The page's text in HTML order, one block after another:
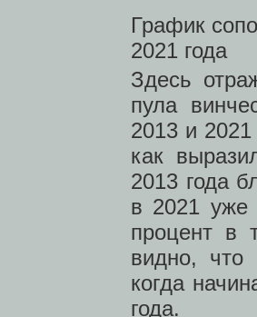
График
2021 года
Здесь
пула
2013 и
как
2013 года
в 2021
процент в
видно, что
когда
года.